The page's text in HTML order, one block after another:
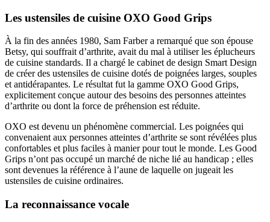
Les ustensiles de cuisine OXO Good Grips
À la fin des années 1980, Sam Farber a remarqué que son épouse
Betsy, qui souffrait d’arthrite, avait du mal à utiliser les éplucheurs
de cuisine standards. Il a chargé le cabinet de design Smart Design
de créer des ustensiles de cuisine dotés de poignées larges, souples
et antidérapantes. Le résultat fut la gamme OXO Good Grips,
explicitement conçue autour des besoins des personnes atteintes
d’arthrite ou dont la force de préhension est réduite.
OXO est devenu un phénomène commercial. Les poignées qui
convenaient aux personnes atteintes d’arthrite se sont révélées plus
confortables et plus faciles à manier pour tout le monde. Les Good
Grips n’ont pas occupé un marché de niche lié au handicap ; elles
sont devenues la référence à l’aune de laquelle on jugeait les
ustensiles de cuisine ordinaires.
La reconnaissance vocale